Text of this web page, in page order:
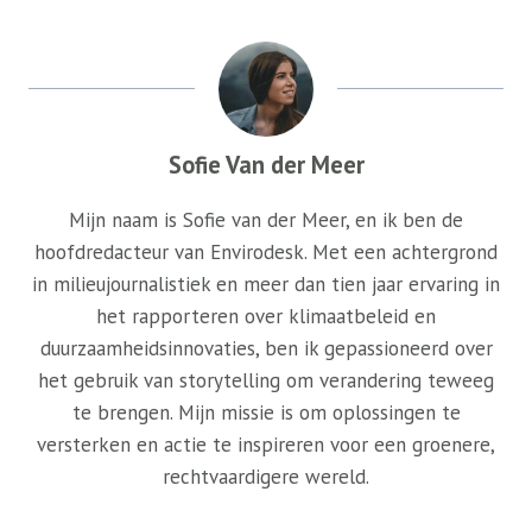
Sofie Van der Meer
Mijn naam is Sofie van der Meer, en ik ben de
hoofdredacteur van Envirodesk. Met een achtergrond
in milieujournalistiek en meer dan tien jaar ervaring in
het rapporteren over klimaatbeleid en
duurzaamheidsinnovaties, ben ik gepassioneerd over
het gebruik van storytelling om verandering teweeg
te brengen. Mijn missie is om oplossingen te
versterken en actie te inspireren voor een groenere,
rechtvaardigere wereld.